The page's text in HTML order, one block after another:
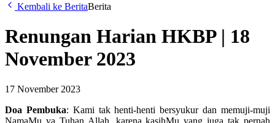
Kembali ke BeritaBerita
Renungan Harian HKBP | 18
November 2023
17 November 2023
Doa Pembuka: Kami tak henti-henti bersyukur dan memuji-muji
NamaMu ya Tuhan Allah, karena kasihMu yang juga tak pernah